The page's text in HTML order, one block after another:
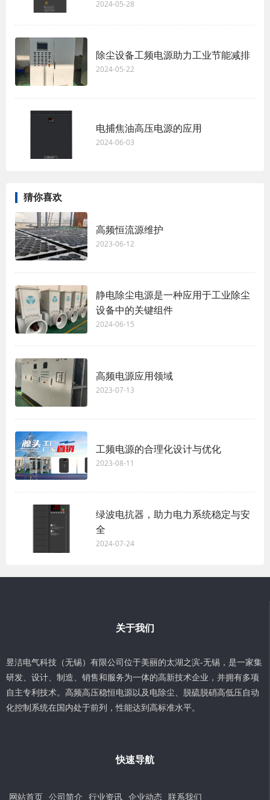
2024-05-28
除尘设备工频电源助力工业节能减排
2024-05-22
电捕焦油高压电源的应用
2024-06-03
猜你喜欢
高频恒流源维护
2023-06-12
静电除尘电源是一种应用于工业除尘
设备中的关键组件
2024-06-15
高频电源应用领域
2023-07-13
工频电源的合理化设计与优化
2023-08-11
绿波电抗器，助力电力系统稳定与安
全
2024-07-24
关于我们
昱洁电气科技（无锡）有限公司位于美丽的太湖之滨-无锡，是一家集
研发、设计、制造、销售和服务为一体的高新技术企业，并拥有多项
自主专利技术。高频高压稳恒电源以及电除尘、脱硫脱硝高低压自动
化控制系统在国内处于前列，性能达到高标准水平。
快速导航
网站首页 公司简介 行业资讯 企业动态 联系我们